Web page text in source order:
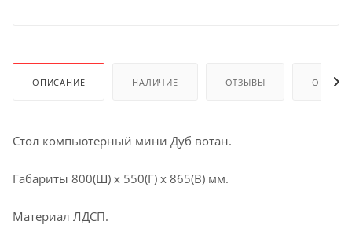
ОПИСАНИЕ НАЛИЧИЕ ОТЗЫВЫ ОПЛАТА
Стол компьютерный мини Дуб вотан.
Габариты 800(Ш) х 550(Г) х 865(В) мм.
Материал ЛДСП.